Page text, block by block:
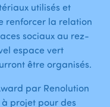
utilisés et
renforcer la relation
sociaux au rez-
espace vert
être organisés.
par Renolution
projet pour des